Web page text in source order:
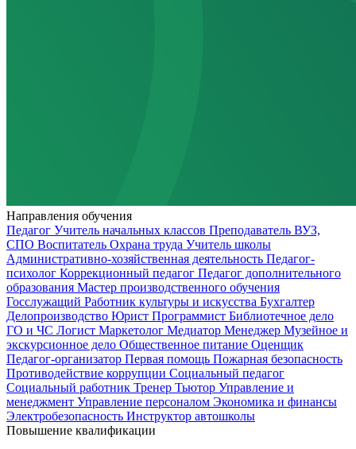
Направления обучения
Педагог Учитель начальных классов Преподаватель ВУЗ,
СПО Воспитатель Охрана труда Учитель школы
Административно-хозяйственная деятельность Педагог-
психолог Коррекционный педагог Педагог дополнительного
образования Мастер производственного обучения
Госслужащий Работник культуры и искусства Бухгалтер
Делопроизводство Юрист Программист Библиотечное дело
ГО и ЧС Логист Маркетолог Медиатор Менеджер Музейное и
экскурсионное дело Общественное питание Оценщик
Педагог-организатор Первая помощь Пожарная безопасность
Противодействие коррупции Социальный педагог
Социальный работник Тренер Тьютор Управление и
менеджмент Управление персоналом Экономика и финансы
Электробезопасность Инструктор автошколы
Повышение квалификации